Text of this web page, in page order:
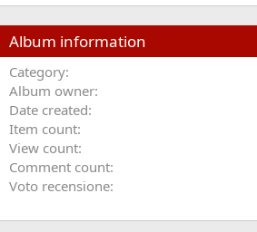
Album information
Category
Album owner
Date created
Item count
View count
Comment count
Voto recensione